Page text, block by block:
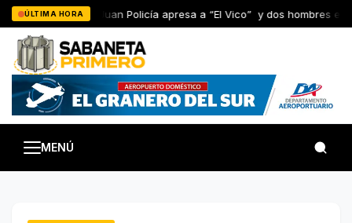
Saltar
al
contenido
ÚLTIMA HORA
En San Juan Policía apresa a “El Vico” y dos hombres en
MENÚ